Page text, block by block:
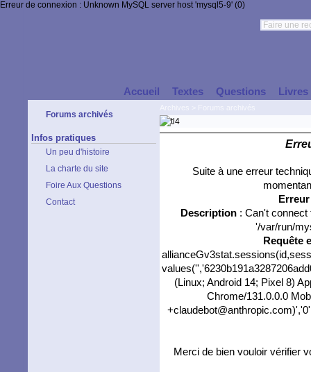
Erreur de connexion : Unknown MySQL server host 'mysql5-9' (0)
Accueil Textes Questions Livres
Forums archivés
Infos pratiques
Un peu d'histoire
La charte du site
Foire Aux Questions
Contact
Suite à une erreur
Description: Can't connect
'/var/run/
Requête
(Linux; Android 14; Pixel 8)
Chrome/131.0.0.0
Merci de bien vouloir vérifier